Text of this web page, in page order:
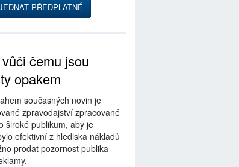
PŘEDPLATNÉ
čemu jsou
opakem
současných novin je
zpravodajství zpracované
široké publikum, aby je
efektivní z hlediska nákladů
prodat pozornost publika